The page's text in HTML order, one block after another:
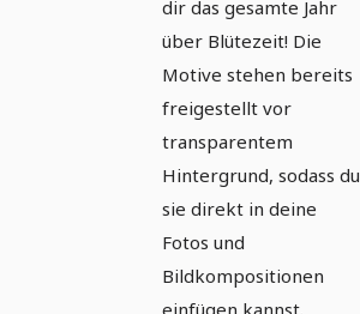
dir das gesamte Jahr
über Blütezeit! Die
Motive stehen bereits
freigestellt vor
transparentem
Hintergrund, sodass du
sie direkt in deine
Fotos und
Bildkompositionen
einfügen kannst.